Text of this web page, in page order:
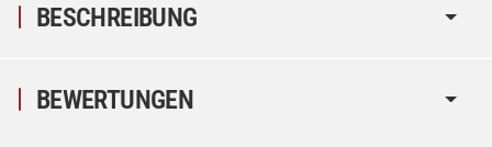
BESCHREIBUNG
BEWERTUNGEN